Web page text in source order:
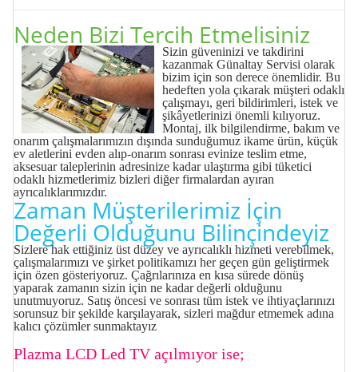
Neden Bizi Tercih Etmelisiniz
Sizin güveninizi ve takdirini
kazanmak GünaltayServisi olarak
bizim için son derece önemlidir. Bu
hedeften yola çıkarak müşteri odaklı
çalışmayı, geri bildirimleri, istek ve
şikâyetlerinizi önemli kılıyoruz.
Montaj, ilk bilgilendirme, bakım ve
onarım çalışmalarımızın dışında sunduğumuz ikame ürün, küçük
ev aletlerini evden alıp-onarım sonrası evinize teslim etme,
aksesuar taleplerinin adresinize kadar ulaştırma gibi tüketici
odaklı hizmetlerimiz bizleri diğer firmalardan ayıran
ayrıcalıklarımızdır.
Zaman Müşterilerimiz İçin
Değerli Olduğunu Bilinçindeyiz
Sizlere hak ettiğiniz üst düzey ve ayrıcalıklı hizmeti verebilmek,
çalışmalarımızı ve şirket politikamızı her geçen gün geliştirmek
için özen gösteriyoruz. Çağrılarınıza en kısa sürede dönüş
yaparak zamanın sizin için ne kadar değerli olduğunu
unutmuyoruz. Satış öncesi ve sonrası tüm istek ve ihtiyaçlarınızı
sorunsuz bir şekilde karşılayarak, sizleri mağdur etmemek adına
kalıcı çözümler sunmaktayız
Plazma LCD Led TV açılmıyor ise;